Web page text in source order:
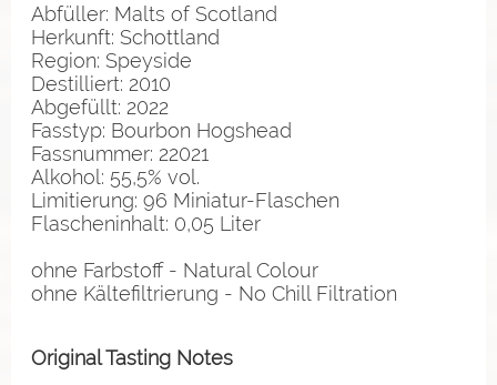
Abfüller: Malts of Scotland
Herkunft: Schottland
Region: Speyside
Destilliert: 2010
Abgefüllt: 2022
Fasstyp: Bourbon Hogshead
Fassnummer: 22021
Alkohol: 55,5% vol.
Limitierung: 96 Miniatur-Flaschen
Flascheninhalt: 0,05 Liter
ohne Farbstoff - Natural Colour
ohne Kältefiltrierung - No Chill Filtration
Original Tasting Notes